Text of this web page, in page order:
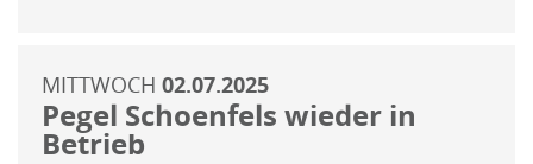
MITTWOCH 02.07.2025
Pegel Schoenfels wieder in
Betrieb